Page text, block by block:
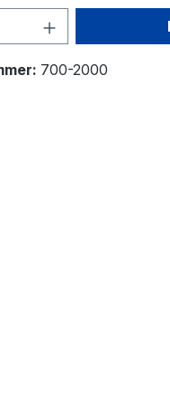
Anzahl: Gib
700-2000